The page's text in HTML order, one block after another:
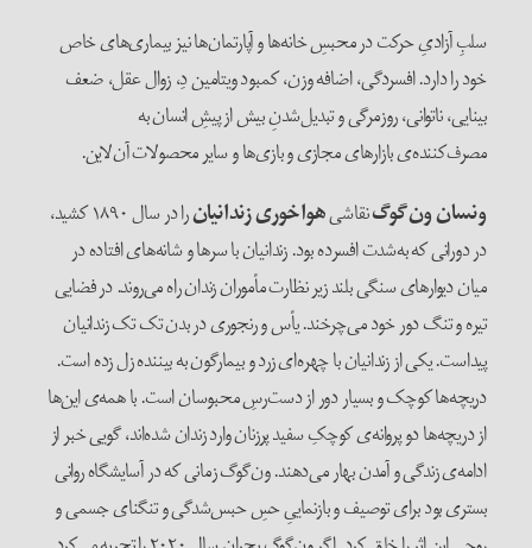
سلبِ آزادیِ حرکت در محبسِ خانه‌ها و آپارتمان‌ها نیز بیماری‌های خاص
خود را دارد. افسردگی، اضافه وزن، کمبود ویتامین دِ، زوال عقل، ضعف
بینایی، ناتوانی، روزمرگی و تبدیل‌شدنِ بیش از پیشِ انسان به
مصرف‌کننده‌ی بازارهای مجازی و بازی‌ها و سایر محصولات آن‌لاین.
ونسان ون‌گوگنقاشیهواخوری زندانیان
را در سال ۱۸۹۰ کشید،
در دورانی که به‌شدت افسرده بود. زندانیان با سرها و شانه‌های افتاده در
میان دیوارهای سنگی بلند زیر نظارت مأموران زندان راه می‌روند. در فضایی
تیره و تنگ دور خود می‌چرخند. یأس و رنجوری در بدن تک تک زندانیان
پیداست. یکی از زندانیان با چهره‌ای زرد و بیمارگون به بیننده زل زده است.
دریچه‌ها کوچک و بسیار دور از دست‌رسِ محبوسان است. با همه‌ی این‌ها
از دریچه‌ها دو پروانه‌ی کوچکِ سفید پرزنان وارد زندان شده‌اند، گویی خبر از
ادامه‌ی زندگی و آمدن بهار می‌دهند. ون‌گوگ زمانی که در آسایشگاه روانی
بستری بود برای توصیف و بازنماییِ حسِ حبس‌شدگی و تنگنای جسمی و